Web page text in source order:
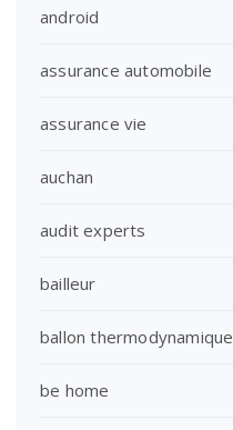
android
assurance automobile
assurance vie
auchan
audit experts
bailleur
ballon thermodynamique
be home